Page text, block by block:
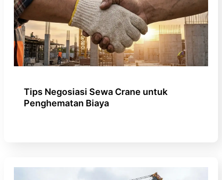
Tips Negosiasi Sewa Crane untuk
Penghematan Biaya